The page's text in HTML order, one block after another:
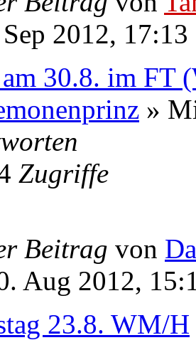
2012, 17:13
30.8. im FT
»
Zugriffe
Beitrag von
Aug 2012,
23.8. WM/H